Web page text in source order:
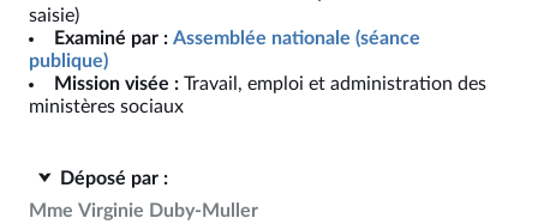
saisie)
Examiné par : Assemblée nationale (séance
publique)
Mission visée : Travail, emploi et administration des
ministères sociaux
Déposé par :
Mme Virginie Duby-Muller